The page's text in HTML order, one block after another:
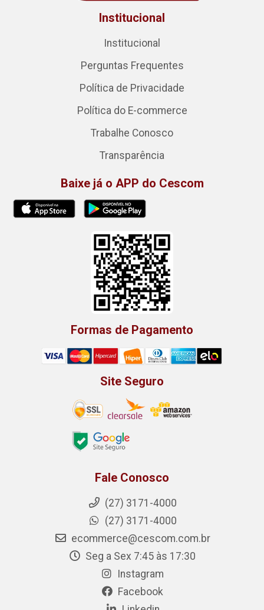
Institucional
Institucional
Perguntas Frequentes
Política de Privacidade
Política do E-commerce
Trabalhe Conosco
Transparência
Baixe já o APP do Cescom
Formas de Pagamento
Site Seguro
Fale Conosco
(27) 3171-4000
(27) 3171-4000
ecommerce@cescom.com.br
Seg a Sex 7:45 às 17:30
Instagram
Facebook